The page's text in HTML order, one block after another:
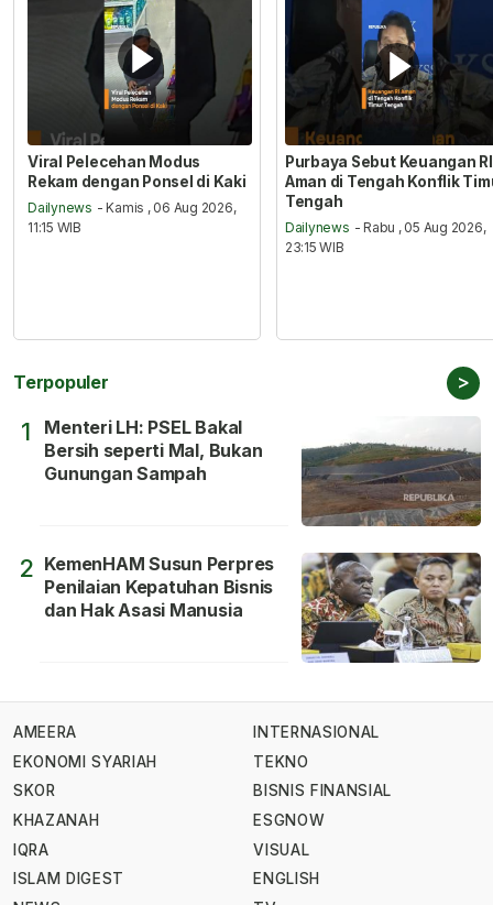
Viral Pelecehan Modus
Rekam dengan Ponsel di Kaki
Dailynews - Kamis , 06 Aug 2026,
11:15 WIB
Purbaya Sebut Keuangan RI
Aman di Tengah Konflik
Tengah
Dailynews - Rabu , 05 Aug 2026,
23:15 WIB
Terpopuler >
1
Menteri LH: PSEL Bakal
Bersih seperti Mal, Bukan
Gunungan Sampah
2 KemenHAM Susun Perpres
Penilaian Kepatuhan Bisnis
dan Hak Asasi Manusia
AMEERA
EKONOMI SYARIAH
SKOR
KHAZANAH
IQRA
ISLAM DIGEST
INTERNASIONAL
TEKNO
BISNIS FINANSIAL
ESGNOW
VISUAL
ENGLISH